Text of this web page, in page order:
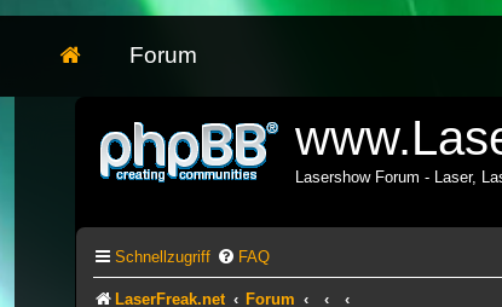
Forum
Lasershow Forum - Laser,
Schnellzugriff FAQ
LaserFreak.net Forum